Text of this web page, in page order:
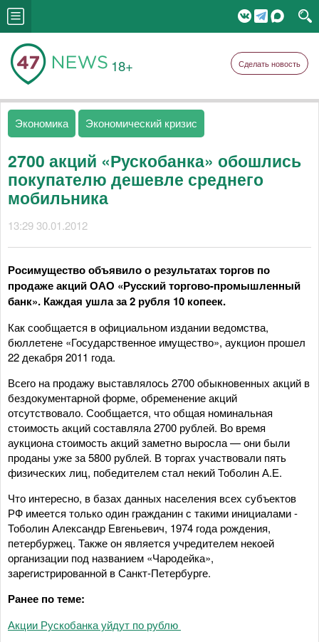
18+ Сделать новость
Экономика Экономический кризис
2700 акций «Рускобанка» обошлись
покупателю дешевле среднего
мобильника
13:29 30.01.2012
Росимущество объявило о результатах торгов по
продаже акций ОАО «Русский торгово-промышленный
банк». Каждая ушла за 2 рубля 10 копеек.
Как сообщается в официальном издании ведомства,
бюллетене «Государственное имущество», аукцион прошел
22 декабря 2011 года.
Всего на продажу выставлялось 2700 обыкновенных акций в
бездокументарной форме, обременение акций
отсутствовало. Сообщается, что общая номинальная
стоимость акций составляла 2700 рублей. Во время
аукциона стоимость акций заметно выросла — они были
проданы уже за 5800 рублей. В торгах участвовали пять
физических лиц, победителем стал некий Тоболин А.Е.
Что интересно, в базах данных населения всех субъектов
РФ имеется только один гражданин с такими инициалами -
Тоболин Александр Евгеньевич, 1974 года рождения,
петербуржец. Также он является учредителем некоей
организации под названием «Чародейка»,
зарегистрированной в Санкт-Петербурге.
Ранее по теме:
Акции Рускобанка уйдут по рублю